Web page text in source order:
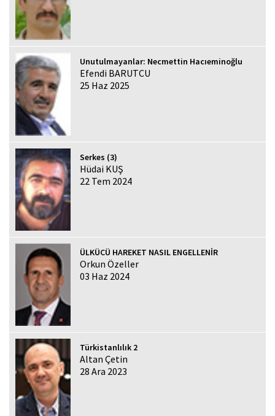
Unutulmayanlar: Necmettin Hacıeminoğlu
Efendi BARUTCU
25 Haz 2025
Serkes (3)
Hüdai KUŞ
22 Tem 2024
ÜLKÜCÜ HAREKET NASIL ENGELLENİR
Orkun Özeller
03 Haz 2024
Türkistanlılık 2
Altan Çetin
28 Ara 2023